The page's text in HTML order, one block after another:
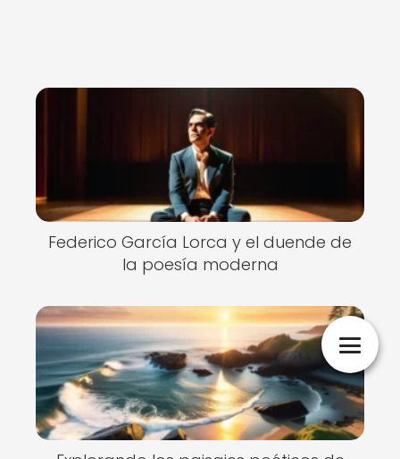
Federico García Lorca y el duende de
la poesía moderna